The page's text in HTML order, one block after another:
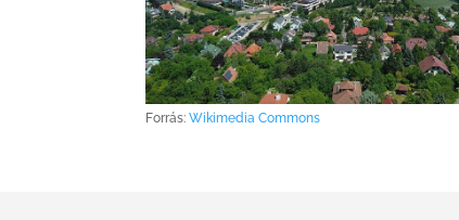
Forrás:Wikimedia Commons